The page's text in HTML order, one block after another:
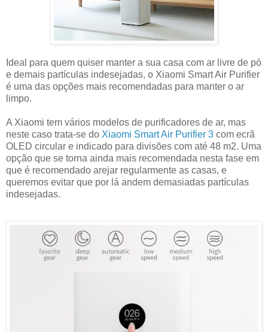
Ideal para quem quiser manter a sua casa com ar livre de pó
e demais partículas indesejadas, o Xiaomi Smart Air Purifier
é uma das opções mais recomendadas para manter o ar
limpo.
A Xiaomi tem vários modelos de purificadores de ar, mas
neste caso trata-se do Xiaomi Smart Air Purifier 3 com ecrã
OLED circular e indicado para divisões com até 48 m2. Uma
opção que se torna ainda mais recomendada nesta fase em
que é recomendado arejar regularmente as casas, e
queremos evitar que por lá andem demasiadas partículas
indesejadas.